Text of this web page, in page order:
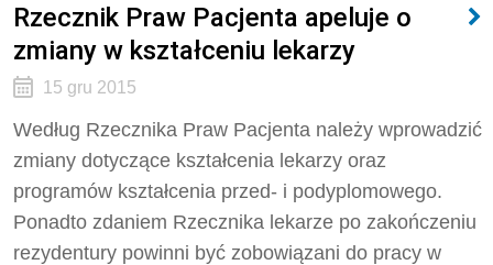
Rzecznik Praw Pacjenta apeluje o
zmiany w kształceniu lekarzy
15 gru 2015
Według Rzecznika Praw Pacjenta należy wprowadzić
zmiany dotyczące kształcenia lekarzy oraz
programów kształcenia przed- i podyplomowego.
Ponadto zdaniem Rzecznika lekarze po zakończeniu
rezydentury powinni być zobowiązani do pracy w